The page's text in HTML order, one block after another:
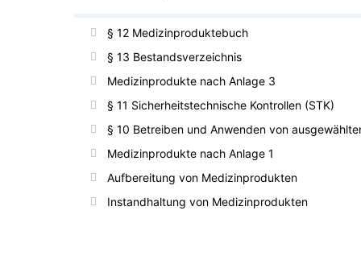
§ 12 Medizinproduktebuch
§ 13 Bestandsverzeichnis
Medizinprodukte nach Anlage 3
§ 11 Sicherheitstechnische Kontrollen (STK)
§ 10 Betreiben und Anwenden von
Medizinprodukte nach Anlage 1
Aufbereitung von Medizinprodukten
Instandhaltung von Medizinprodukten